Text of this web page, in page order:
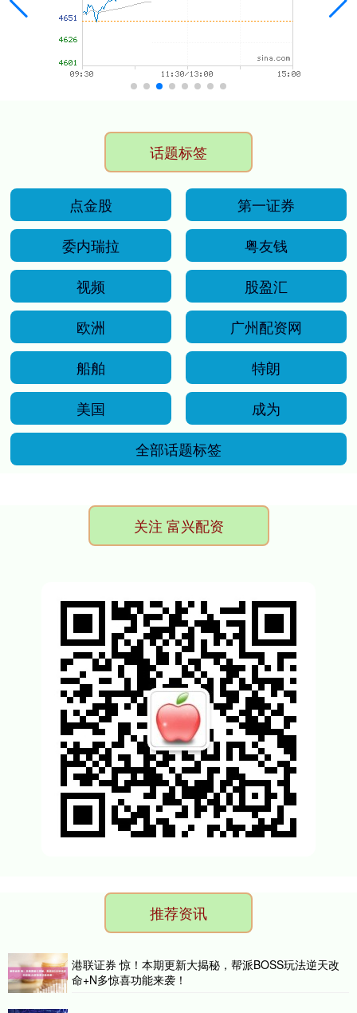
话题标签
点金股
第一证券
委内瑞拉
粤友钱
视频
股盈汇
欧洲
广州配资网
船舶
特朗
美国
成为
全部话题标签
关注 富兴配资
推荐资讯
港联证券 惊！本期更新大揭秘，帮派BOSS玩法逆天改
命+N多惊喜功能来袭！